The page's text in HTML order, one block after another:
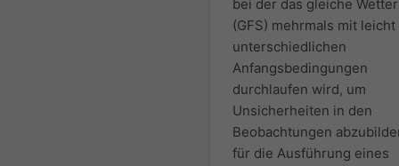
bei der das gleiche
(GFS) mehrmals mit leicht
unterschiedlichen
Anfangsbedingungen
durchlaufen wird, um
Unsicherheiten in den
Beobachtungen
für die Ausführung eines